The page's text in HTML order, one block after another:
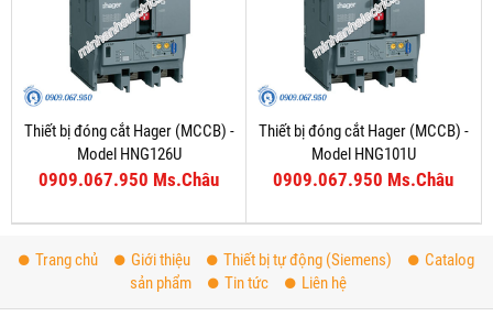
Thiết bị đóng cắt Hager (MCCB) -
Model HNG126U
0909.067.950 Ms.Châu
Thiết bị đóng cắt Hager (MCCB) -
Model HNG101U
0909.067.950 Ms.Châu
Trang chủ Giới thiệu Thiết bị tự động (Siemens)
Catalog
sản phẩm
Tin tức Liên hệ